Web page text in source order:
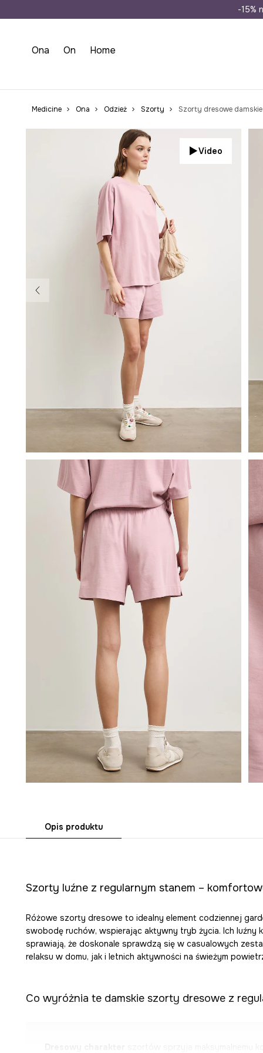
Wysyłka
-15%
Ona On Home
Medicine Ona Odzież Szorty Szorty dresowe
Video
Opis produktu
Szorty luźne z regularnym stanem –
Różowe szorty dresowe to idealny element codziennej
swobodę ruchów, wspierając aktywny tryb życia. Ich luźny
sprawiają, że doskonale sprawdzą się w casualowych
relaksu w domu, jak i letnich aktywności na świeżym
Co wyróżnia te damskie szorty dresowe z